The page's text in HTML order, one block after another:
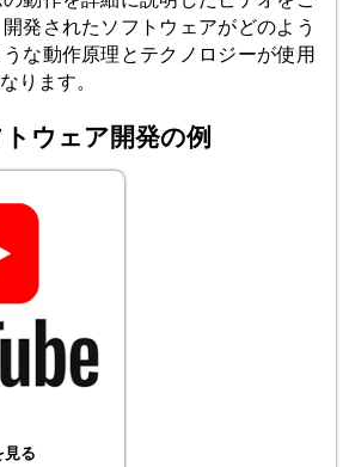
発されたソフトウェアがどのよう
な動作原理とテクノロジーが使用
ります。
ウェア開発の例
見る